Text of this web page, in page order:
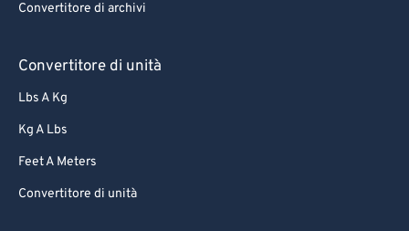
Convertitore di archivi
Convertitore di unità
Lbs A Kg
Kg A Lbs
Feet A Meters
Convertitore di unità